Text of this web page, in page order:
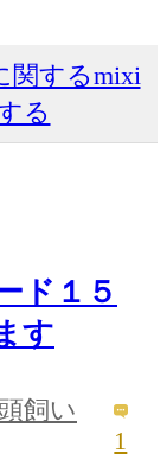
関するmixi
る
ド１５
す
飼い
1